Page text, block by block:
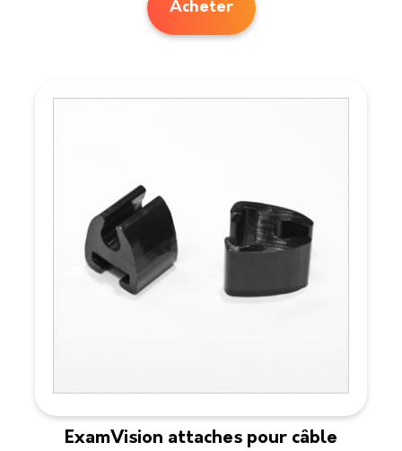
Acheter
ExamVision attaches pour câble